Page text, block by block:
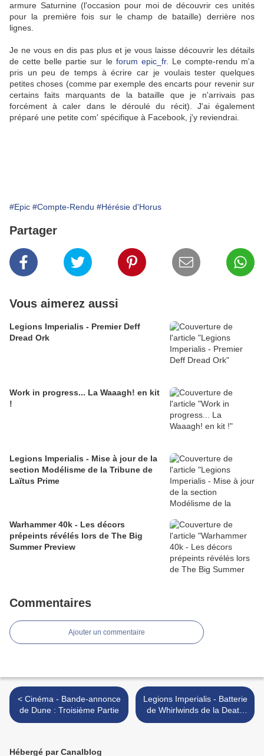
armure Saturnine (l'occasion pour moi de découvrir ces unités
pour la première fois sur le champ de bataille) derrière nos
lignes.
Je ne vous en dis pas plus et je vous laisse découvrir les détails
de cette belle partie sur le forum epic_fr. Le compte-rendu m'a
pris un peu de temps à écrire car je voulais tester quelques
petites choses (comme par exemple des encarts pour revenir sur
certains faits marquants de la bataille que je n'arrivais pas
forcément à caler dans le déroulé du récit). J'ai également
préparé une petite com' spécifique à Facebook, j'y reviendrai.
#Epic #Compte-Rendu #Hérésie d'Horus
Partager
Vous aimerez aussi
Legions Imperialis - Premier Deff
Dread Ork
Work in progress... La Waaagh! en kit
!
Legions Imperialis - Mise à jour de la
section Modélisme de la Tribune de
Laïtus Prime
Warhammer 40k - Les décors
prépeints révélés lors de The Big
Summer Preview
Commentaires
Ajouter un commentaire
< Cinéma - Bande-annonce
de Dune : Troisième Partie
Legions Imperialis - Batterie
de Whirlwinds de la Death
Guard >
Hébergé par Canalblog